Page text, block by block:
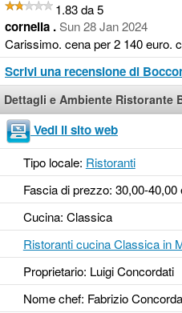
1.83 da 5
cornelia .Sun 28 Jan 2024
Carissimo. cena per 2 140 euro.
Scrivi una recensione di
Dettagli e Ambiente Ristorante
Vedi il sito web
Tipo locale: Ristoranti
Fascia di prezzo: 30,00-
Cucina: Classica
Ristoranti cucina Classica in
Proprietario: Luigi Concordati
Nome chef: Fabrizio